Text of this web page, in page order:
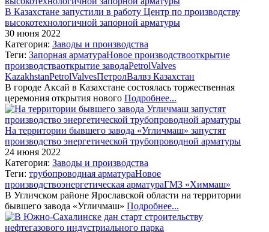
В Казахстане запустили в работу Центр по производству
высокотехнологичной запорной арматуры
30 июня 2022
Категория: Заводы и производства
Теги: Запорная арматураНовое производствооткрытие
производстваоткрытие заводаPetrolValves
KazakhstanPetrolValvesПетролВалвз Казахстан
В городе Аксай в Казахстане состоялась торжественная
церемония открытия нового Подробнее...
На территории бывшего завода «Угличмаш» запустят
производство энергетической трубопроводной арматуры
24 июня 2022
Категория: Заводы и производства
Теги: трубопроводная арматураНовое
производствоэнергетическая арматураГМЗ «Химмаш»
В Угличском районе Ярославской области на территории
бывшего завода «Угличмаш» Подробнее...